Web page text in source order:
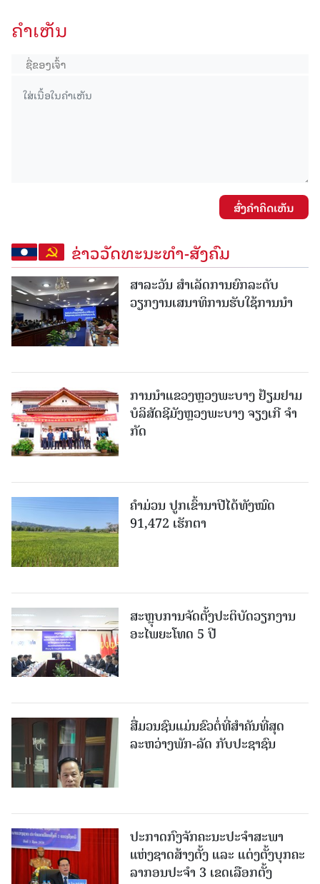
ຄໍາເຫັນ
ສົ່ງຄໍາຄິດເຫັນ
ຂ່າວວັດທະນະທຳ-ສັງຄົມ
ສາລະວັນ ສໍາເລັດການຍົກລະດັບ
ວຽກງານເສນາທິການຮັບໃຊ້ການນໍາ
ການນຳແຂວງຫຼວງພະບາງ ຢ້ຽມ​ຢາມ
ບໍ​ລິ​ສັດຊີມັງຫຼວງພະບາງ ຈຽງເກີ ຈໍາ
ກັດ
ຄໍາມ່ວນ ປູກເຂົ້ານາປີໄດ້ທັງໝົດ
91,472 ເຮັກຕາ
ສະຫຼຸບການຈັດຕັ້ງປະຕິບັດວຽກງານ
ອະໄພຍະໂທດ 5 ປີ
ສື່ມວນຊົນແມ່ນຂົວຕໍ່ທີ່ສໍາຄັນທີ່ສຸດ
ລະຫວ່າງພັກ-ລັດ ກັບປະຊາຊົນ
ປະກາດກົງຈັກຄະນະປະຈໍາສະພາ
ແຫ່ງຊາດສ້າງຕັ້ງ ແລະ ແຕ່ງຕັ້ງບຸກຄະ
ລາກອນປະຈໍາ 3 ເຂດເລືອກຕັ້ງ